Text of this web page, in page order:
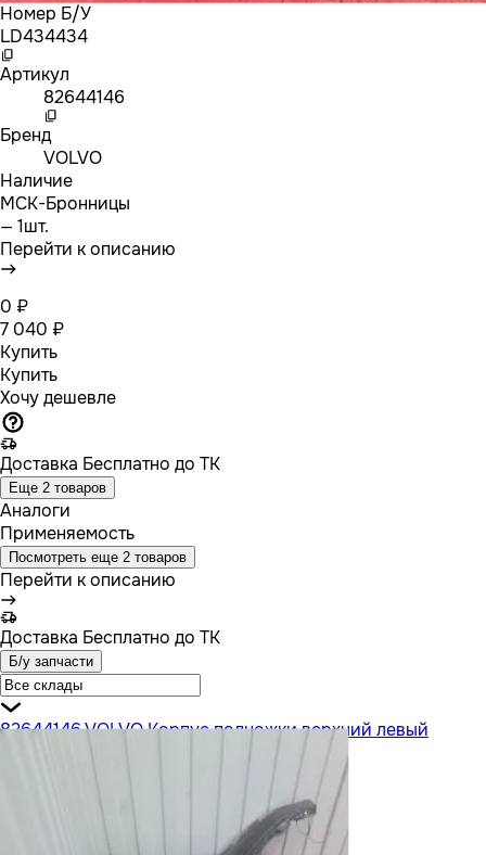
Номер Б/У
LD434434
Артикул
82644146
Бренд
VOLVO
Наличие
МСК-Бронницы
— 1шт.
Перейти к описанию
0 ₽
7 040 ₽
Купить
Купить
Хочу дешевле
Доставка Бесплатно до ТК
Еще 2 товаров
Аналоги
Применяемость
Посмотреть еще 2 товаров
Перейти к описанию
Доставка Бесплатно до ТК
Б/у запчасти
82644146 VOLVO Корпус подножки верхний левый